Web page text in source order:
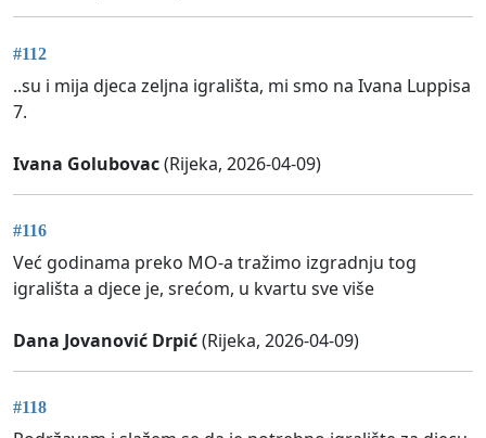
#112
..su i mija djeca zeljna igrališta, mi smo na Ivana Luppisa
7.
Ivana Golubovac(Rijeka, 2026-04-09)
#116
Već godinama preko MO-a tražimo izgradnju tog
igrališta a djece je, srećom, u kvartu sve više
Dana Jovanović Drpić(Rijeka, 2026-04-09)
#118